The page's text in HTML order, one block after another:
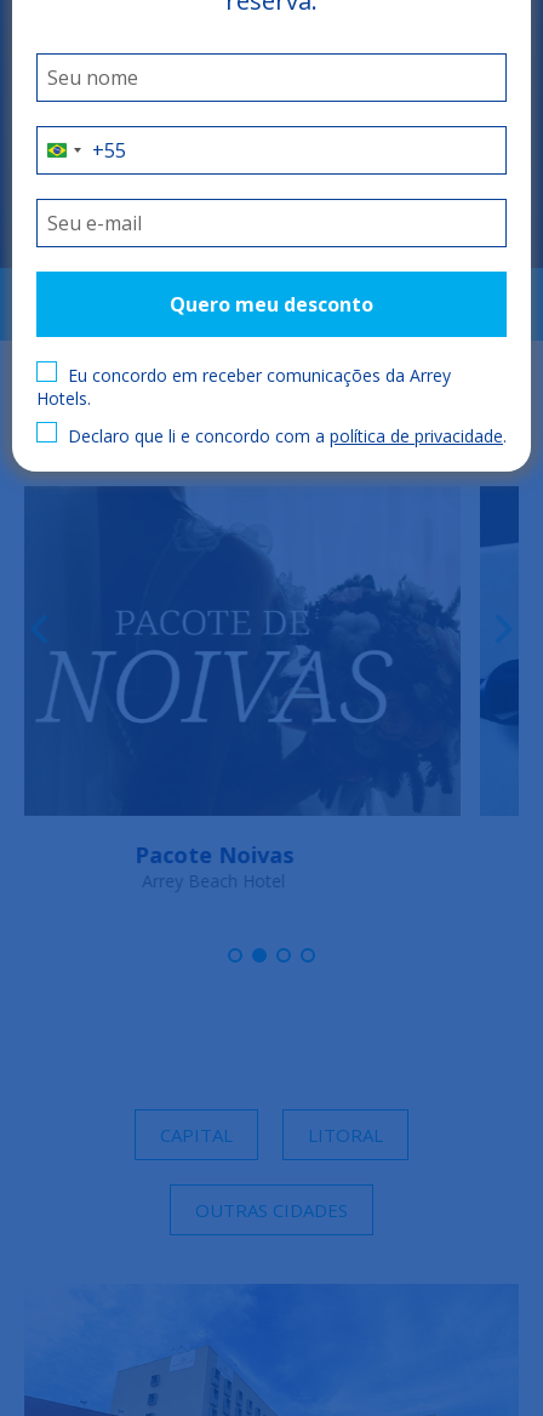
Quero meu desconto
Eu concordo em receber comunicações da Arrey
Hotels.
Declaro que li e concordo com a política de privacidade.
RESERVAR
Arrey Beach Hotel
PARNAÍBA - PIAUÍ
O refúgio perfeito!
Pacote de aniversário
Arrey Boutique Hotel
CAPITAL LITORAL
OUTRAS CIDADES